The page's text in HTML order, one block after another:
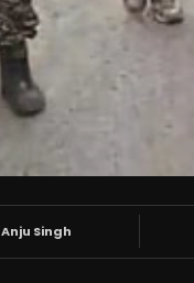
Anju Singh